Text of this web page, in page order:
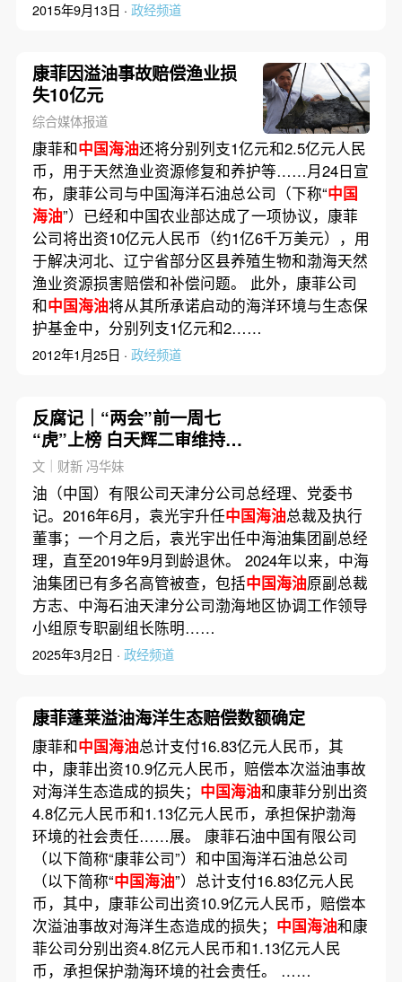
2015年9月13日 · 政经频道
康菲因溢油事故赔偿渔业损
失10亿元
综合媒体报道
康菲和中国海油还将分别列支1亿元和2.5亿元人民
币，用于天然渔业资源修复和养护等……月24日宣
布，康菲公司与中国海洋石油总公司（下称“中国
海油”）已经和中国农业部达成了一项协议，康菲
公司将出资10亿元人民币（约1亿6千万美元），用
于解决河北、辽宁省部分区县养殖生物和渤海天然
渔业资源损害赔偿和补偿问题。 此外，康菲公司
和中国海油将从其所承诺启动的海洋环境与生态保
护基金中，分别列支1亿元和2……
2012年1月25日 · 政经频道
反腐记｜“两会”前一周七
“虎”上榜 白天辉二审维持死
刑
文｜财新 冯华妹
油（中国）有限公司天津分公司总经理、党委书
记。2016年6月，袁光宇升任中国海油总裁及执行
董事；一个月之后，袁光宇出任中海油集团副总经
理，直至2019年9月到龄退休。 2024年以来，中海
油集团已有多名高管被查，包括中国海油原副总裁
方志、中海石油天津分公司渤海地区协调工作领导
小组原专职副组长陈明……
2025年3月2日 · 政经频道
康菲蓬莱溢油海洋生态赔偿数额确定
康菲和中国海油总计支付16.83亿元人民币，其
中，康菲出资10.9亿元人民币，赔偿本次溢油事故
对海洋生态造成的损失； 中国海油和康菲分别出资
4.8亿元人民币和1.13亿元人民币，承担保护渤海
环境的社会责任……展。 康菲石油中国有限公司
（以下简称“康菲公司”）和中国海洋石油总公司
（以下简称“中国海油”）总计支付16.83亿元人民
币，其中，康菲公司出资10.9亿元人民币，赔偿本
次溢油事故对海洋生态造成的损失； 中国海油和康
菲公司分别出资4.8亿元人民币和1.13亿元人民
币，承担保护渤海环境的社会责任。 ……